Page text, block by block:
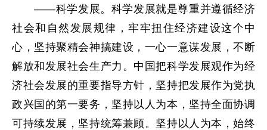
——科学发展。科学发展就是尊重并遵循经济
社会和自然发展规律，牢牢扭住经济建设这个中
心，坚持聚精会神搞建设，一心一意谋发展，不断
解放和发展社会生产力。中国把科学发展观作为经
济社会发展的重要指导方针，坚持把发展作为党执
政兴国的第一要务，坚持以人为本，坚持全面协调
可持续发展，坚持统筹兼顾。坚持以人为本，始终